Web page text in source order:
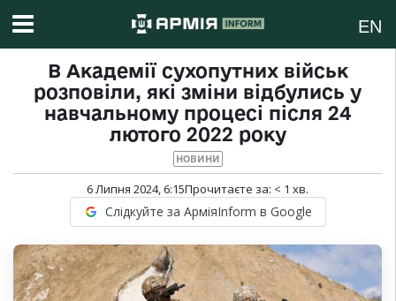
EN
В Академії сухопутних військ
розповіли, які зміни відбулись у
навчальному процесі після 24
лютого 2022 року
НОВИНИ
6 Липня 2024, 6:15Прочитаєте за: < 1 хв.
Слідкуйте за АрміяInform в Google